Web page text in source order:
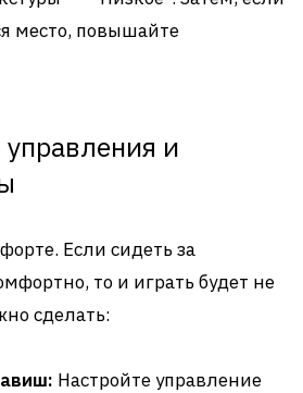
место, повышайте
и
Если сидеть за
то и играть будет не
сделать:
Настройте управление